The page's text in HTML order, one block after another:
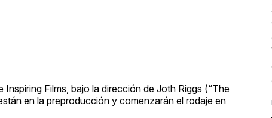
Films, bajo la dirección de Joth Riggs (“The
en la preproducción y comenzarán el rodaje en